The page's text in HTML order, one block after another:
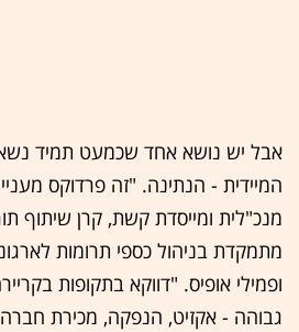
אבל יש נושא אחד שכמעט תמיד
המיידית - הנתינה. "זה פרדוקס
מנכ"לית ומייסדת קשת, קרן שיתוף
מתמקדת בניהול כספי תרומות
ופמילי אופיס. "דווקא בתקופות
גבוהה - אקזיט, הנפקה, מכירת